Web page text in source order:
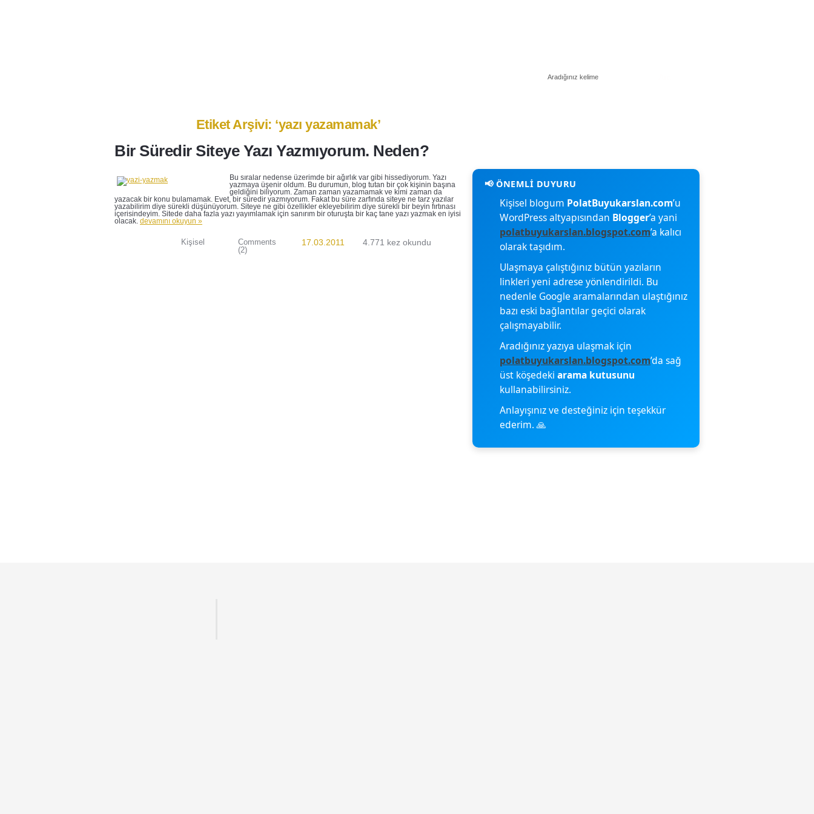
Etiket Arşivi: ‘yazı yazamamak’
Bir Süredir Siteye Yazı Yazmıyorum. Neden?
Bu sıralar nedense üzerimde bir ağırlık var gibi hissediyorum. Yazı
yazmaya üşenir oldum. Bu durumun, blog tutan bir çok kişinin başına
geldiğini biliyorum. Zaman zaman yazamamak ve kimi zaman da
yazacak bir konu bulamamak. Evet, bir süredir yazmıyorum. Fakat bu süre zarfında siteye ne tarz yazılar
yazabilirim diye sürekli düşünüyorum. Siteye ne gibi özellikler ekleyebilirim diye sürekli bir beyin fırtınası
içerisindeyim. Sitede daha fazla yazı yayımlamak için sanırım bir oturuşta bir kaç tane yazı yazmak en iyisi
olacak. devamını okuyun »
Kişisel
Comments
(2)
17.03.2011 4.771 kez okundu
Kişisel blogum PolatBuyukarslan.com’u
WordPress altyapısından Blogger’a yani
polatbuyukarslan.blogspot.com’a kalıcı
olarak taşıdım.
Ulaşmaya çalıştığınız bütün yazıların
linkleri yeni adrese yönlendirildi. Bu
nedenle Google aramalarından ulaştığınız
bazı eski bağlantılar geçici olarak
çalışmayabilir.
Aradığınız yazıya ulaşmak için
polatbuyukarslan.blogspot.com’da sağ
üst köşedeki arama kutusunu
kullanabilirsiniz.
Anlayışınız ve desteğiniz için teşekkür
ederim. 🙏